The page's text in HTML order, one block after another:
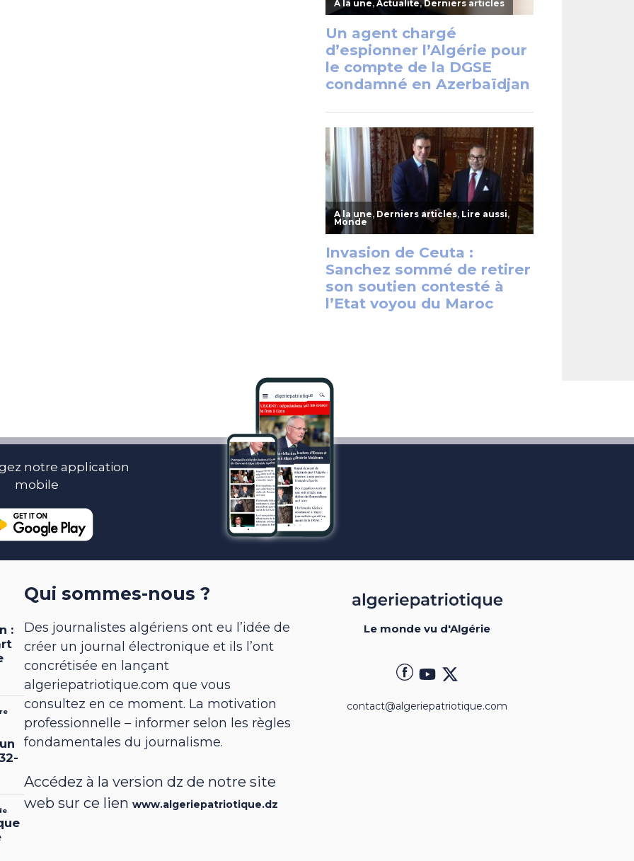
notre application
mobile
Qui sommes-nous ?
Des journalistes algériens ont eu l’idée de
créer un journal électronique et ils l’ont
concrétisée en lançant
algeriepatriotique.com que vous
consultez en ce moment. La motivation
professionnelle – informer selon les règles
fondamentales du journalisme.
Accédez à la version dz de notre site
web sur ce lienwww.algeriepatriotique.dz
Le monde vu d'Algérie
contact@algeriepatriotique.com